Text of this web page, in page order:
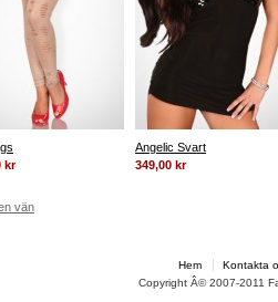
kr
Angelic Svart
349,00 kr
vän
Hem
Kontakta
Copyright Â© 2007-2011